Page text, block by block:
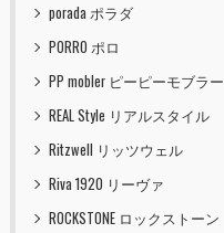
porada ポラダ
PORRO ポロ
PP mobler ピーピーモブラー
REAL Style リアルスタイル
Ritzwell リッツウェル
Riva 1920 リーヴァ
ROCKSTONE ロックストーン